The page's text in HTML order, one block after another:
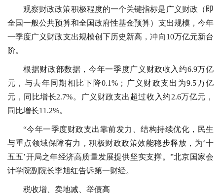
观察财政政策积极程度的一个关键指标是广义财政（即
全国一般公共预算和全国政府性基金预算）支出规模，今年
一季度广义财政支出规模创下历史新高，冲向10万亿元新台
阶。
根据财政部数据，今年一季度广义财政收入约6.9万亿
元，与去年同期相比下降0.1%；广义财政支出为9.5万亿
元，同比增长2.7%。广义财政支出超过收入约2.6万亿元，
同比增长11.2%。
“今年一季度财政支出靠前发力、结构持续优化，民生
与重点领域保障有力，积极财政政策效能稳步释放，为‘十
五五’开局之年经济高质量发展提供坚实支撑。”北京国家会
计学院副院长李旭红告诉第一财经。
税收增、卖地减、举债高